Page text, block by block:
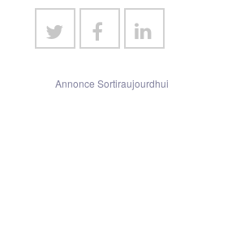
Annonce Sortiraujourdhui